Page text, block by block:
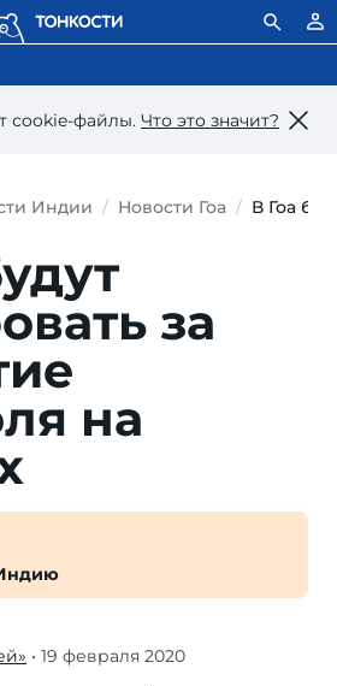
сookie-файлы. Что это значит?
Индии Новости Гоа В Гоа
за
на
• 19 февраля 2020